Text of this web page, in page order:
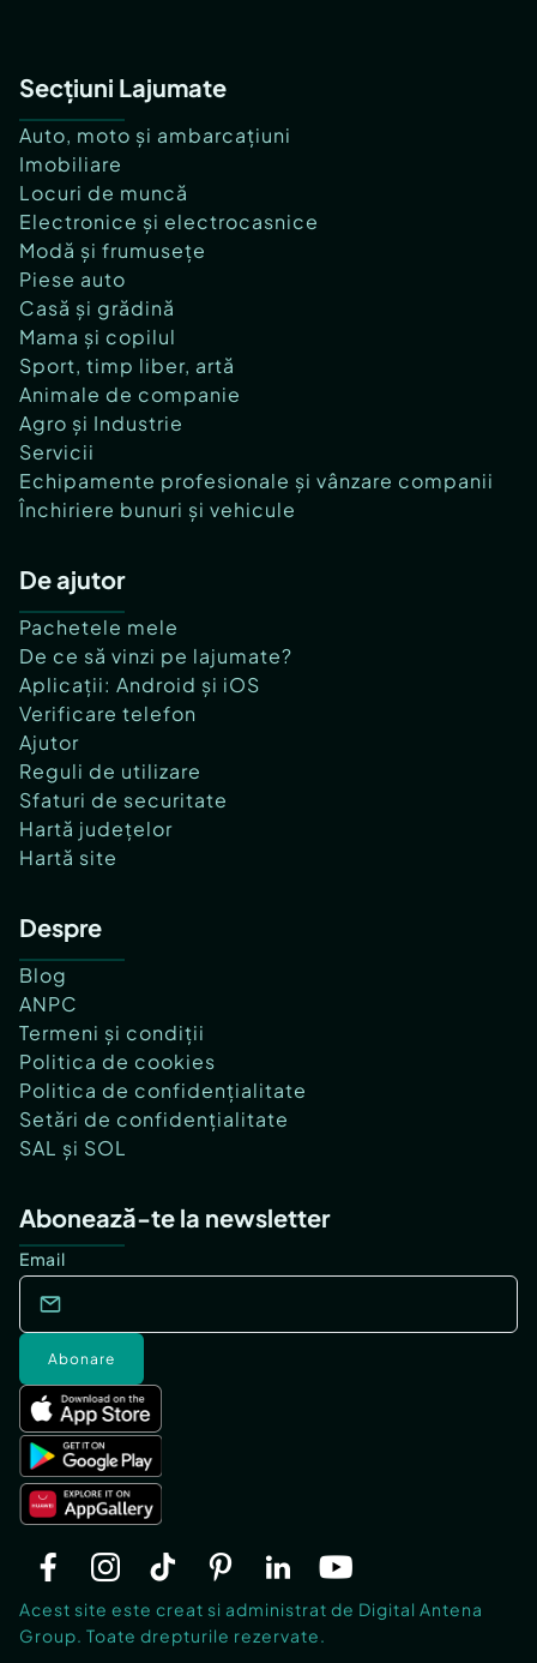
Secțiuni Lajumate
Auto, moto și ambarcațiuni
Imobiliare
Locuri de muncă
Electronice și electrocasnice
Modă și frumusețe
Piese auto
Casă și grădină
Mama și copilul
Sport, timp liber, artă
Animale de companie
Agro și Industrie
Servicii
Echipamente profesionale și vânzare companii
Închiriere bunuri și vehicule
De ajutor
Pachetele mele
De ce să vinzi pe lajumate?
Aplicații: Android și iOS
Verificare telefon
Ajutor
Reguli de utilizare
Sfaturi de securitate
Hartă județelor
Hartă site
Despre
Blog
ANPC
Termeni și condiții
Politica de cookies
Politica de confidențialitate
Setări de confidențialitate
SAL și SOL
Abonează-te la newsletter
Email
Abonare
Acest site este creat si administrat de Digital Antena
Group. Toate drepturile rezervate.